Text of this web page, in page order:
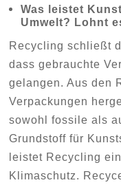
Was leistet
Umwelt? Lohnt
Recycling schließt
dass gebrauchte
gelangen. Aus den
Verpackungen
sowohl fossile als
Grundstoff für
leistet Recycling
Klimaschutz.